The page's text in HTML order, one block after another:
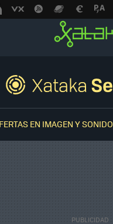
EN IMAGEN Y SONIDO